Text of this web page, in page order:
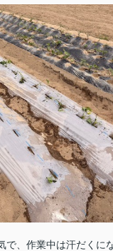
で、作業中は汗だくに